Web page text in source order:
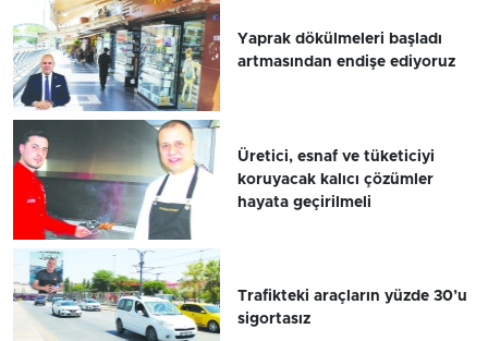
Yaprak dökülmeleri başladı
artmasından endişe ediyoruz
Üretici, esnaf ve tüketiciyi
koruyacak kalıcı çözümler
hayata geçirilmeli
Trafikteki araçların yüzde 30’u
sigortasız